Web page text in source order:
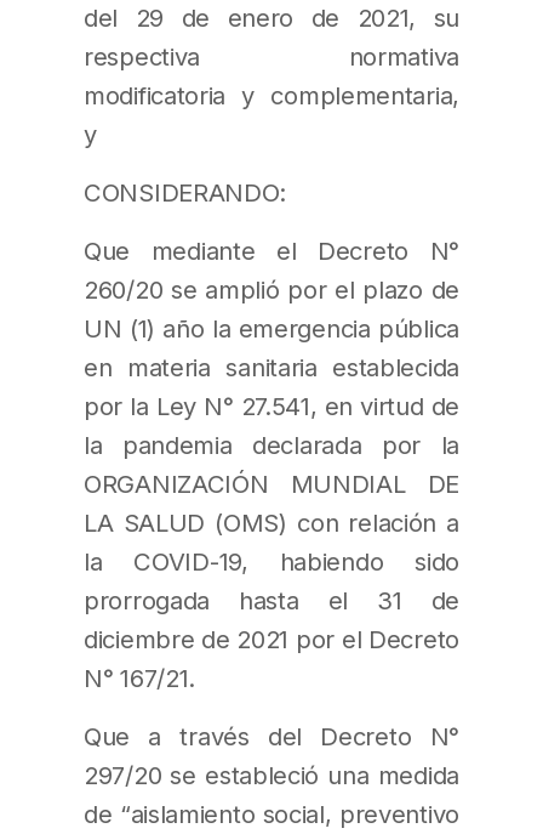
del 29 de enero de 2021, su
respectiva normativa
modificatoria y complementaria,
y
CONSIDERANDO:
Que mediante el Decreto N°
260/20 se amplió por el plazo de
UN (1) año la emergencia pública
en materia sanitaria establecida
por la Ley N° 27.541, en virtud de
la pandemia declarada por la
ORGANIZACIÓN MUNDIAL DE
LA SALUD (OMS) con relación a
la COVID-19, habiendo sido
prorrogada hasta el 31 de
diciembre de 2021 por el Decreto
N° 167/21.
Que a través del Decreto N°
297/20 se estableció una medida
de “aislamiento social, preventivo